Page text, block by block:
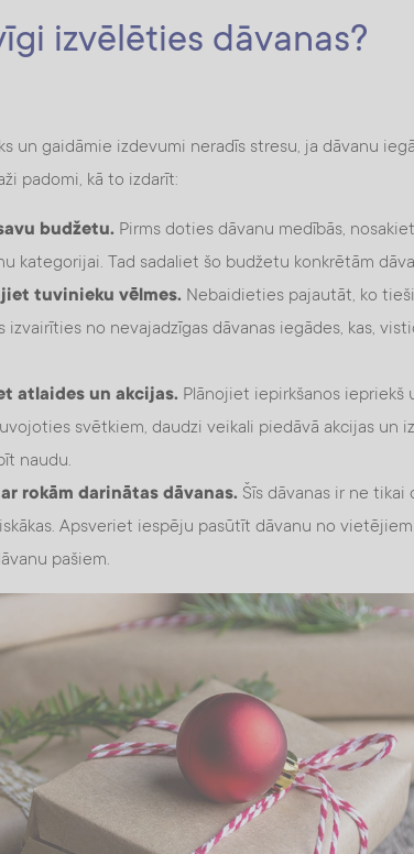
izvēlēties dāvanas?
un gaidāmie izdevumi neradīs stresu, ja dāvanu
padomi, kā to izdarīt:
budžetu. Pirms doties dāvanu medībās,
kategorijai. Tad sadaliet šo budžetu konkrētām
tuvinieku vēlmes. Nebaidieties pajautāt, ko
izvairīties no nevajadzīgas dāvanas iegādes, kas,
atlaides un akcijas. Plānojiet iepirkšanos iepriekš
svētkiem, daudzi veikali piedāvā akcijas un
naudu.
rokām darinātas dāvanas. Šīs dāvanas ir ne
Apsveriet iespēju pasūtīt dāvanu no
pašiem.